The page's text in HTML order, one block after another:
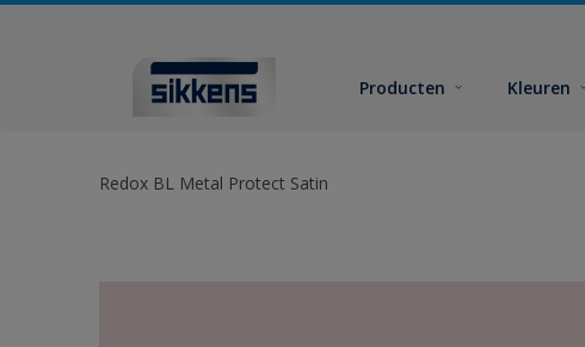
Producten Kleuren
Redox BL Metal Protect Satin